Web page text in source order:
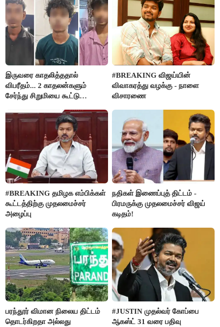
இருவரை காதலித்ததால்
விபரீதம்... 2 காதலன்களும்
சேர்ந்து சிறுமியை கூட்டு
செய்த கொடூரம்
#BREAKING விஜய்யின்
விவாகரத்து வழக்கு - நாளை
விசாரணை
#BREAKING தமிழக எம்பிக்கள்
கூட்டத்திற்கு முதலமைச்சர்
அழைப்பு
நதிகள் இணைப்புத் திட்டம் -
பிரமருக்கு முதலமைச்சர் விஜய்
கடிதம்!
பரந்தூர் விமான நிலைய திட்டம்
தொடர்கிறதா அல்லது
#JUSTIN முதல்வர் கோப்பை
ஆகஸ்ட் 31 வரை பதிவு